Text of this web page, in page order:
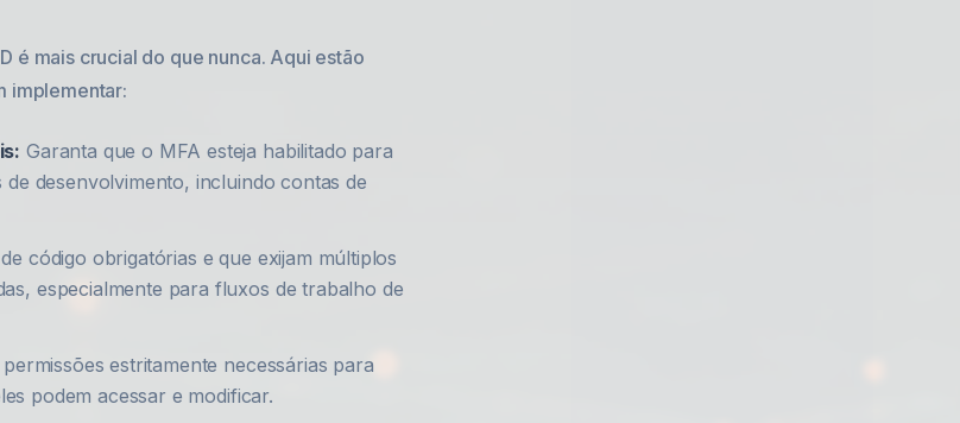
é mais crucial do que nunca. Aqui estão
implementar:
Garanta que o MFA esteja habilitado para
desenvolvimento, incluindo contas de
código obrigatórias e que exijam múltiplos
especialmente para fluxos de trabalho de
estritamente necessárias para
podem acessar e modificar.